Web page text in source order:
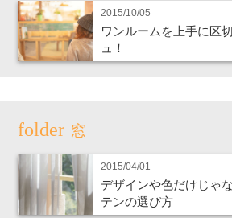
2015/10/05
ワンルームを上手に区
ュ！
窓
2015/04/01
デザインや色だけじゃ
テンの選び方